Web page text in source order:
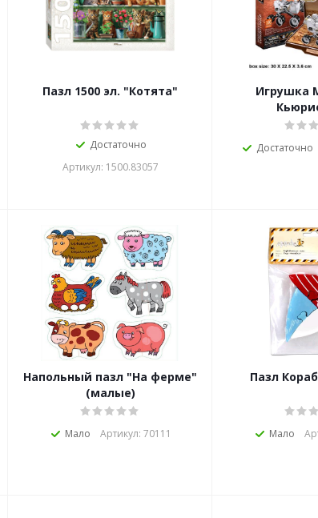
Пазл 1500 эл. "Котята"
Достаточно
Артикул: 1500.83057
Игрушка
Достаточно
Напольный пазл "На ферме"
(малые)
Мало Артикул: 70111
Пазл
Мало